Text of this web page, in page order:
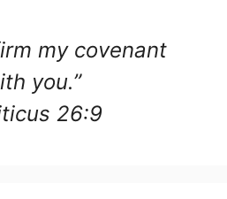
my covenant
you.”
26:9